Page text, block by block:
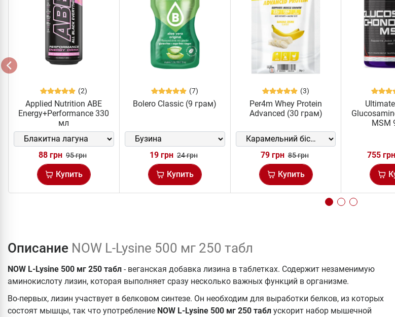
(2)
Applied Nutrition ABE
Energy+Performance 330
мл
88 грн 95 грн
Купить
(7)
Bolero Classic (9 грам)
19 грн 24 грн
Купить
(3)
Per4m Whey Protein
Advanced (30 грам)
79 грн 85 грн
Купить
MSM
755 грн
Описание NOW L-Lysine 500 мг 250 табл
NOW L-Lysine 500 мг 250 табл - веганская добавка лизина в таблетках. Содержит незаменимую
аминокислоту лизин, которая выполняет сразу несколько важных функций в организме.
Во-первых, лизин участвует в белковом синтезе. Он необходим для выработки белков, из которых
состоят мышцы, так что употребление NOW L-Lysine 500 мг 250 табл ускорит набор мышечной